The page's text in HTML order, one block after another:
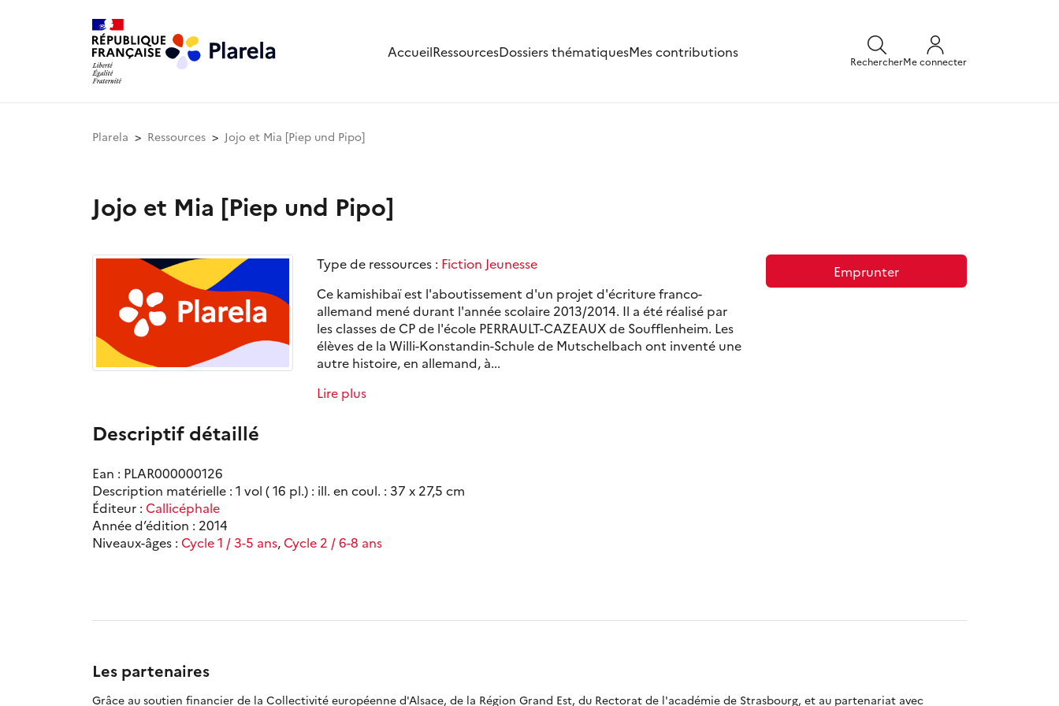
AccueilRessourcesDossiers thématiquesMes contributions
RechercherMe connecter
Plarela Ressources Jojo et Mia [Piep und Pipo]
Jojo et Mia [Piep und Pipo]
Type de ressources : Fiction Jeunesse
Ce kamishibaï est l'aboutissement d'un projet d'écriture franco-
allemand mené durant l'année scolaire 2013/2014. Il a été réalisé par
les classes de CP de l'école PERRAULT-CAZEAUX de Soufflenheim. Les
élèves de la Willi-Konstandin-Schule de Mutschelbach ont inventé une
autre histoire, en allemand, à...
Lire plus
Emprunter
Descriptif détaillé
Ean : PLAR000000126
Description matérielle : 1 vol ( 16 pl.) : ill. en coul. : 37 x 27,5 cm
Éditeur : Callicéphale
Année d’édition : 2014
Niveaux-âges : Cycle 1 / 3-5 ans,Cycle 2 / 6-8 ans
Les partenaires
Grâce au soutien financier de la Collectivité européenne d'Alsace, de la Région Grand Est, du Rectorat de l'académie de Strasbourg, et au partenariat avec